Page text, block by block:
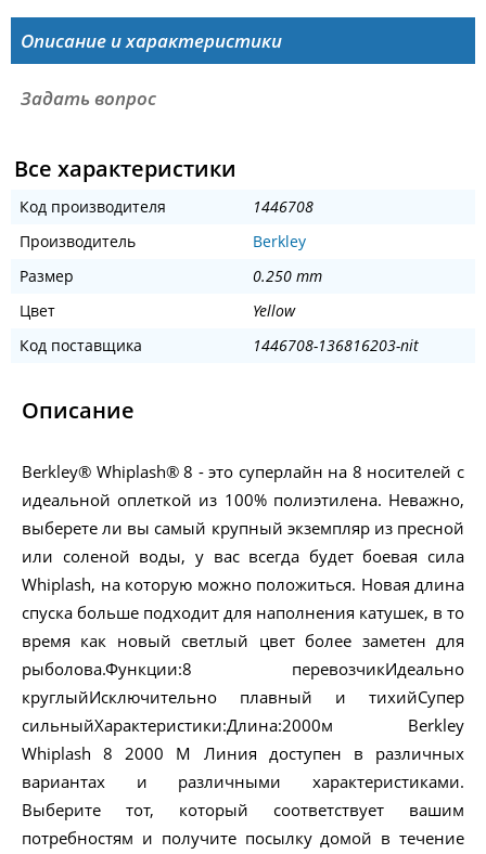
Описание и характеристики
Задать вопрос
Все характеристики
Код производителя
1446708
Производитель
Berkley
Размер
0.250 mm
Цвет
Yellow
Код поставщика
1446708-136816203-nit
Описание
Berkley® Whiplash® 8 - это суперлайн на 8 носителей с
идеальной оплеткой из 100% полиэтилена. Неважно,
выберете ли вы самый крупный экземпляр из пресной
или соленой воды, у вас всегда будет боевая сила
Whiplash, на которую можно положиться. Новая длина
спуска больше подходит для наполнения катушек, в то
время как новый светлый цвет более заметен для
рыболова.Функции:8 перевозчикИдеально
круглыйИсключительно плавный и тихийСупер
сильныйХарактеристики:Длина:2000м Berkley
Whiplash 8 2000 M Линия доступен в различных
вариантах и различными характеристиками.
Выберите тот, который соответствует вашим
потребностям и получите посылку домой в течение